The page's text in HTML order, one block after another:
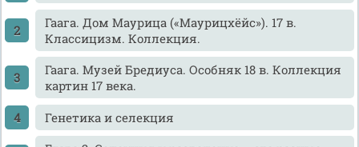
Гаага. Дом Маурица («Маурицхёйс»). 17 в.
Классицизм. Коллекция.
Гаага. Музей Бредиуса. Особняк 18 в. Коллекция
картин 17 века.
Генетика и селекция